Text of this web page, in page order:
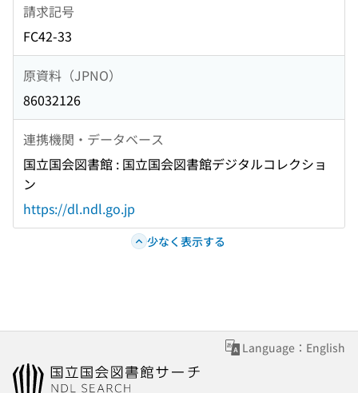
請求記号
FC42-33
原資料（JPNO）
86032126
連携機関・データベース
国立国会図書館 : 国立国会図書館デジタルコレクショ
ン
https://dl.ndl.go.jp
少なく表示する
Language：English